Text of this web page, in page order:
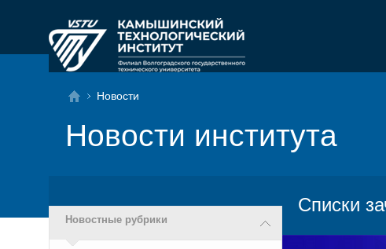
Новости
Новости института
Новостные рубрики
Списки